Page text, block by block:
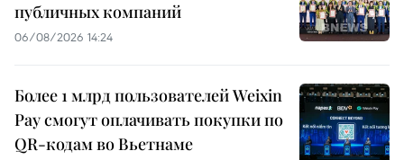
публичных компаний
06/08/2026 14:24
Более 1 млрд пользователей Weixin
Pay смогут оплачивать покупки по
QR-кодам во Вьетнаме